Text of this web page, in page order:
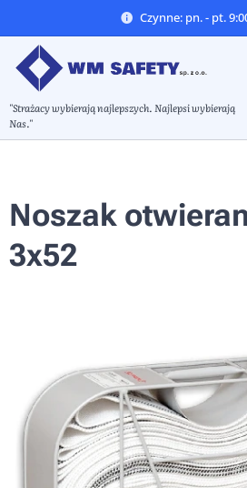
Czynne: pn. - pt.
"Strażacy wybierają najlepszych. Najlepsi wybierają
Nas."
Noszak
3x52